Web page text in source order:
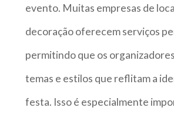
evento. Muitas empresas de
decoração oferecem serviços
permitindo que os
temas e estilos que reflitam a
festa. Isso é especialmente